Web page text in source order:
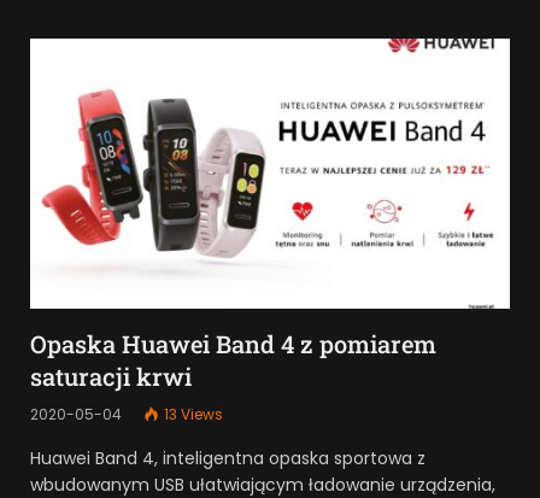
Opaska Huawei Band 4 z pomiarem
saturacji krwi
2020-05-04 13 Views
Huawei Band 4, inteligentna opaska sportowa z
wbudowanym USB ułatwiającym ładowanie urządzenia,